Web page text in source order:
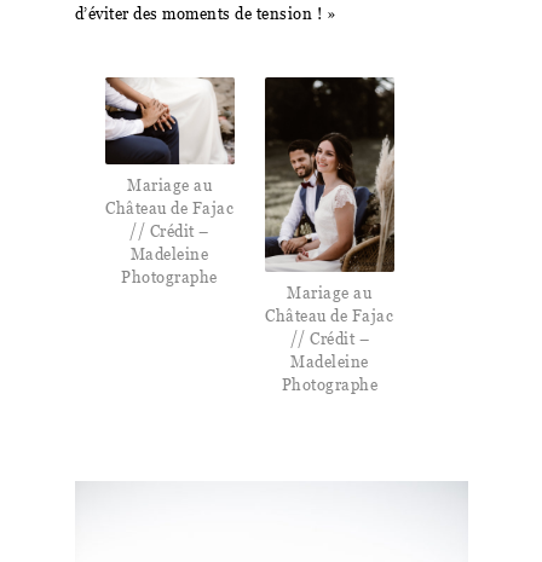
d’éviter des moments de tension ! »
Mariage au
Château de Fajac
// Crédit –
Madeleine
Photographe
Mariage au
Château de Fajac
// Crédit –
Madeleine
Photographe